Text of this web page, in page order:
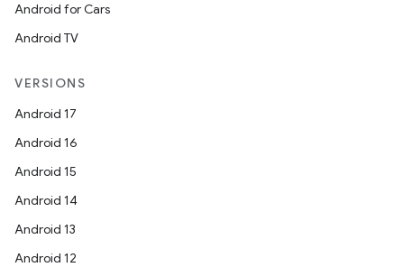
Android for Cars
Android TV
VERSIONS
Android 17
Android 16
Android 15
Android 14
Android 13
Android 12